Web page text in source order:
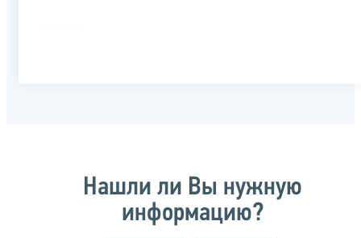
Нашли ли Вы нужную
информацию?